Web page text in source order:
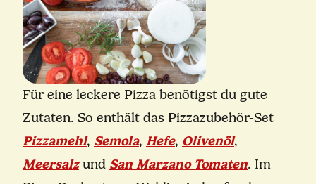
Für eine leckere Pizza benötigst du gute
Zutaten. So enthält das Pizzazubehör-Set
Pizzamehl, Semola, Hefe, Olivenöl,
Meersalzund San Marzano Tomaten. Im